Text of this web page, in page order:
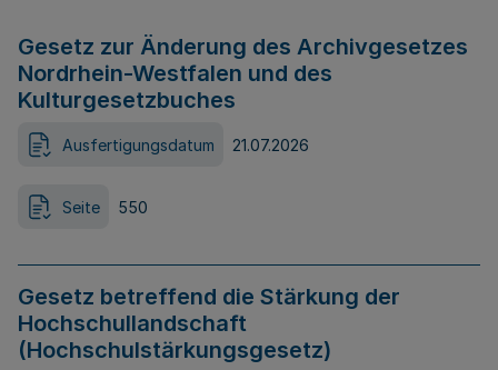
Gesetz zur Änderung des Archivgesetzes
Nordrhein-Westfalen und des
Kulturgesetzbuches
Ausfertigungsdatum 21.07.2026
Seite 550
Gesetz betreffend die Stärkung der
Hochschullandschaft
(Hochschulstärkungsgesetz)